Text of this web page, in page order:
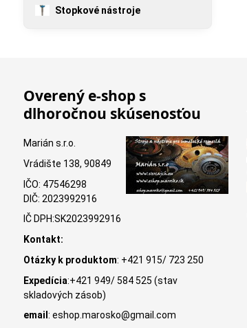
Stopkové nástroje
Overený e-shop s
dlhoročnou skúsenosťou
Marián s.r.o.
Vrádište 138, 90849
IČO: 47546298
DIČ: 2023992916
IČ DPH:SK2023992916
Kontakt:
Otázky k produktom: +421 915/ 723 250
Expedícia:+421 949/ 584 525 (stav
skladových zásob)
email : eshop.marosko@gmail.com